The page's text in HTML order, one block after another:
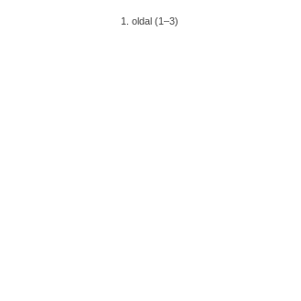
1. oldal (1–3)